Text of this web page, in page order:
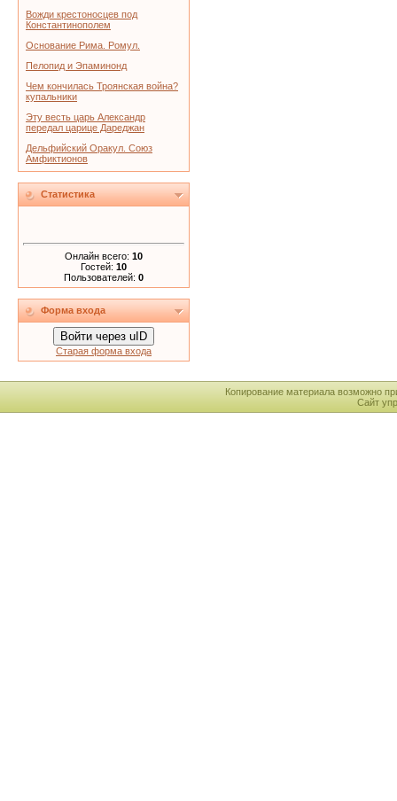
Вожди крестоносцев под
Константинополем
Основание Рима. Ромул.
Пелопид и Эпаминонд
Чем кончилась Троянская война?
купальники
Эту весть царь Александр
передал царице Дареджан
Дельфийский Оракул. Союз
Амфиктионов
Статистика
Онлайн всего: 10
Гостей: 10
Пользователей: 0
Форма входа
Войти через uID
Старая форма входа
Копирование материала возможно
Сайт